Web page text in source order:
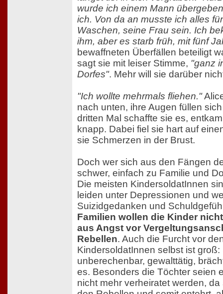
wurde ich einem Mann
ich. Von da an musste ich alles
Waschen, seine Frau sein. Ich
ihm, aber es starb früh, mit fünf
bewaffneten Überfällen beteiligt
sagt sie mit leiser Stimme, "ganz
Dorfes". Mehr will sie darüber
"Ich wollte mehrmals fliehen."
nach unten, ihre Augen füllen
dritten Mal schaffte sie es,
knapp. Dabei fiel sie hart auf
sie Schmerzen in der Brust.
Doch wer sich aus den Fängen
schwer, einfach zu Familie und
Die meisten KindersoldatInnen
leiden unter Depressionen und
Suizidgedanken und
Familien wollen die Kinder
aus Angst vor
Rebellen. Auch die Furcht vor
KindersoldatInnen selbst ist groß:
unberechenbar, gewalttätig,
es. Besonders die Töchter seien
nicht mehr verheiratet werden,